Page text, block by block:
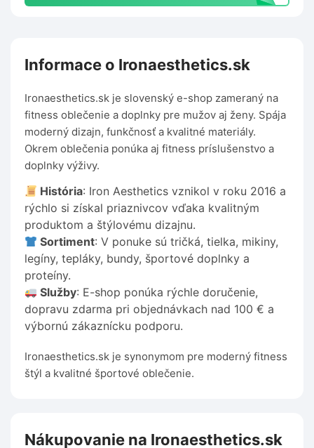
Informace o Ironaesthetics.sk
Ironaesthetics.sk je slovenský e-shop zameraný na
fitness oblečenie a doplnky pre mužov aj ženy. Spája
moderný dizajn, funkčnosť a kvalitné materiály.
Okrem oblečenia ponúka aj fitness príslušenstvo a
doplnky výživy.
História: Iron Aesthetics vznikol v roku 2016 a
rýchlo si získal priaznivcov vďaka kvalitným
produktom a štýlovému dizajnu.
Sortiment: V ponuke sú tričká, tielka, mikiny,
legíny, tepláky, bundy, športové doplnky a
proteíny.
Služby: E-shop ponúka rýchle doručenie,
dopravu zdarma pri objednávkach nad 100 € a
výbornú zákaznícku podporu.
Ironaesthetics.sk je synonymom pre moderný fitness
štýl a kvalitné športové oblečenie.
Nákupovanie na Ironaesthetics.sk